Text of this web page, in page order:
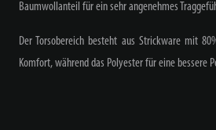
Baumwollanteil für ein sehr angenehmes
Der Torsobereich besteht aus Strickware mit
Komfort, während das Polyester für eine bessere